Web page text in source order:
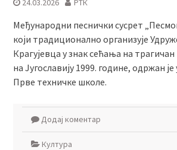
24.03.2026 РТК
Међународни песнички сусрет
који традиционално организује
Крагујевца у знак сећања на трагичан
на Југославију 1999. године, одржан је
Прве техничке школе.
Додај коментар
Култура